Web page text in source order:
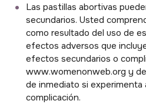
Las pastillas abortivas
secundarios. Usted
como resultado del uso de
efectos adversos que
efectos secundarios o
www.womenonweb.org y
de inmediato si experimenta
complicación.